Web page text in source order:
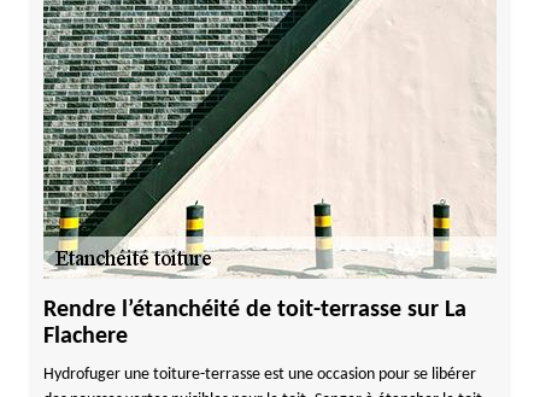
Rendre l’étanchéité de toit-terrasse sur La
Flachere
Hydrofuger une toiture-terrasse est une occasion pour se libérer